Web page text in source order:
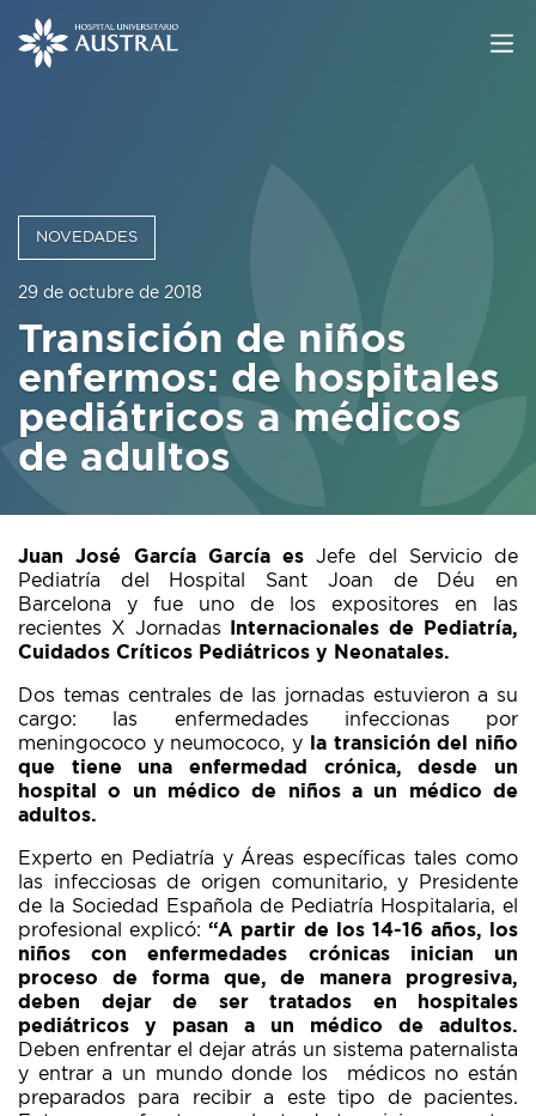
NOVEDADES
29 de octubre de 2018
Transición de niños
enfermos: de hospitales
pediátricos a médicos
de adultos
Juan José García García es Jefe del Servicio de
Pediatría del Hospital Sant Joan de Déu en
Barcelona y fue uno de los expositores en las
recientes X Jornadas Internacionales de Pediatría,
Cuidados Críticos Pediátricos y Neonatales.
Dos temas centrales de las jornadas estuvieron a su
cargo: las enfermedades infeccionas por
meningococo y neumococo, y
la transición del niño
que tiene una enfermedad crónica, desde un
hospital o un médico de niños a un médico de
adultos.
Experto en Pediatría y Áreas específicas tales como
las infecciosas de origen comunitario, y Presidente
de la Sociedad Española de Pediatría Hospitalaria, el
profesional explicó:“A partir de los 14-16 años, los
niños con enfermedades crónicas inician un
proceso de forma que, de manera progresiva,
deben dejar de ser tratados en hospitales
pediátricos y pasan a un médico de adultos.
Deben enfrentar el dejar atrás un sistema paternalista
y entrar a un mundo donde los médicos no están
preparados para recibir a este tipo de pacientes.